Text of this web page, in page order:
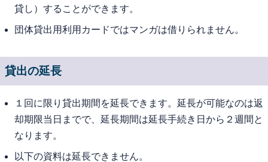
貸し）することができます。
団体貸出用利用カードではマンガは借りられません。
貸出の延長
１回に限り貸出期間を延長できます。延長が可能なのは返
却期限当日までで、延長期間は延長手続き日から２週間と
なります。
以下の資料は延長できません。